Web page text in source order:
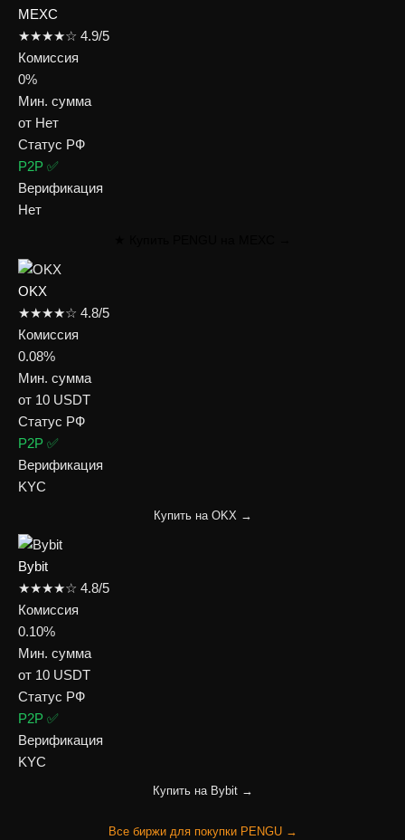
MEXC
★★★★☆ 4.9/5
Комиссия
0%
Мин. сумма
от Нет
Статус РФ
P2P ✅
Верификация
Нет
OKX
★★★★☆ 4.8/5
Комиссия
0.08%
Мин. сумма
от 10 USDT
Статус РФ
P2P ✅
Верификация
KYC
Купить на OKX →
Bybit
★★★★☆ 4.8/5
Комиссия
0.10%
Мин. сумма
от 10 USDT
Статус РФ
P2P ✅
Верификация
KYC
Купить на Bybit →
Все биржи для покупки PENGU →